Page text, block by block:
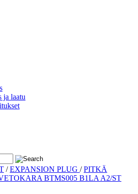
ja laatu
/EXPANSION PLUG /PITKÄ
BTMS005 B1LA A2/ST